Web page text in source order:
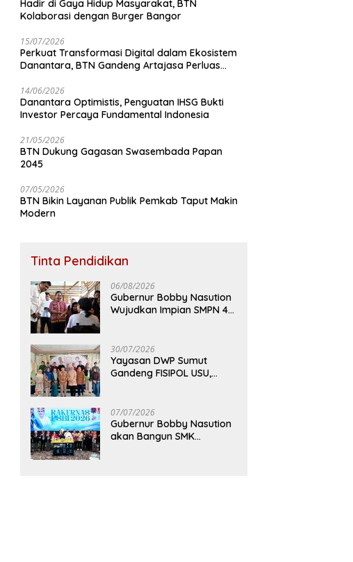
Hadir di Gaya Hidup Masyarakat, BTN
Kolaborasi dengan Burger Bangor
15/07/2026
Perkuat Transformasi Digital dalam Ekosistem
Danantara, BTN Gandeng Artajasa Perluas
14/06/2026
Danantara Optimistis, Penguatan IHSG Bukti
Investor Percaya Fundamental Indonesia
21/05/2026
BTN Dukung Gagasan Swasembada Papan
2045
07/05/2026
BTN Bikin Layanan Publik Pemkab Taput Makin
Modern
Tinta Pendidikan
06/08/2026
Gubernur Bobby Nasution
Wujudkan Impian SMPN 4
30/07/2026
Yayasan DWP Sumut
Gandeng FISIPOL USU,
Pendidikan
07/07/2026
Gubernur Bobby Nasution
akan Bangun SMK